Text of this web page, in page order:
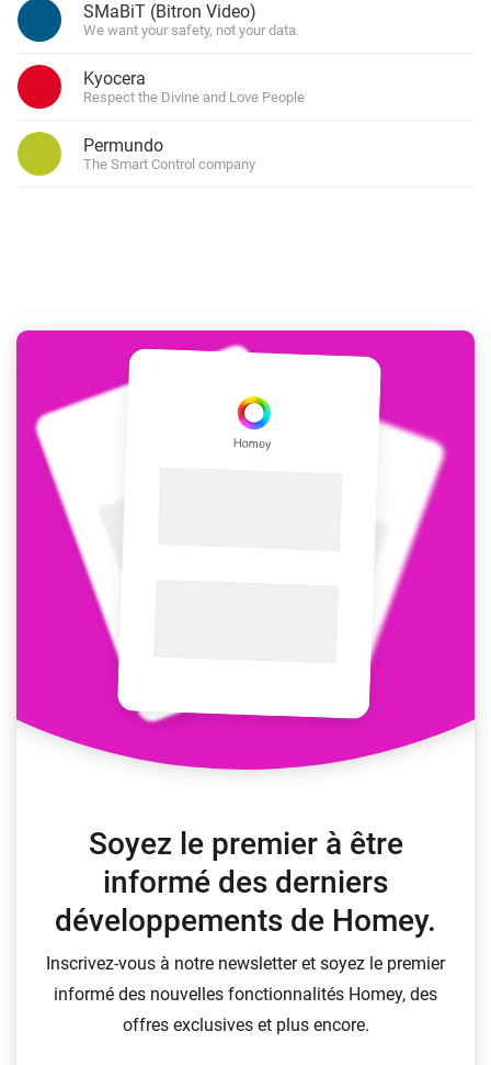
SMaBiT (Bitron Video)
We want your safety, not your data.
Kyocera
Respect the Divine and Love People
Permundo
The Smart Control company
Soyez le premier à être
informé des derniers
développements de Homey.
Inscrivez-vous à notre newsletter et soyez le premier
informé des nouvelles fonctionnalités Homey, des
offres exclusives et plus encore.